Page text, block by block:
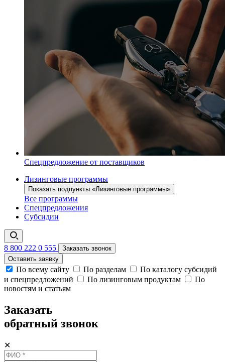
Спецпредложение от поставщиков
Лизинговые программы
Показать подпункты «Лизинговые программы»
Все программы
Спецпредложения
Субсидии
8 800 222 0 555
Заказать звонок
Оставить заявку
По всему сайту По разделам
По каталогу субсидий
и спецпредложений
По лизинговым продуктам
По
новостям и статьям
Заказать
обратный звонок
✕